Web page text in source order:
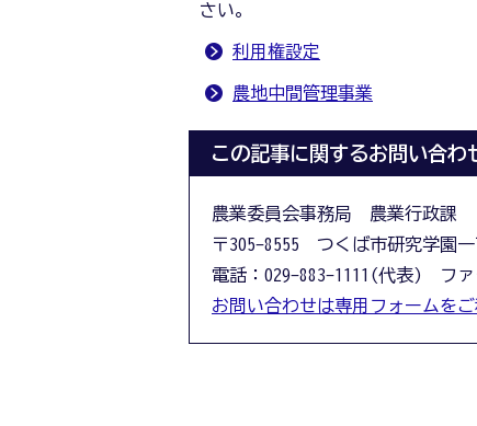
さい。
利用権設定
農地中間管理事業
この記事に関するお問い合わ
農業委員会事務局 農業行政課
〒305-8555 つくば市研究学園一
電話：029-883-1111(代表) ファ
お問い合わせは専用フォームをご